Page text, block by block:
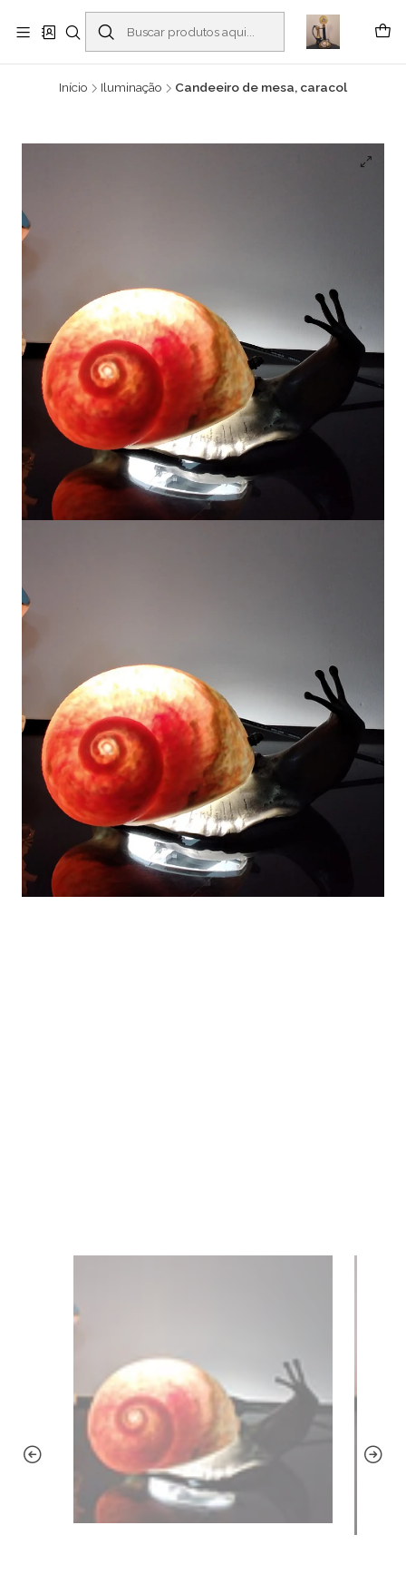
Buscantiguidades - Leilões. Colecionismo e antiguidades em Viana do
Castelo -
Leia mais
Início Iluminação Candeeiro de mesa, caracol